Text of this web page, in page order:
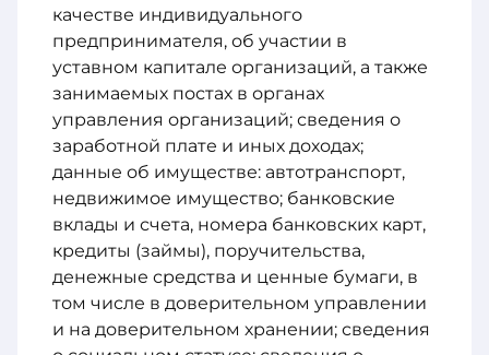
качестве индивидуального
предпринимателя, об участии в
уставном капитале организаций, а также
занимаемых постах в органах
управления организаций; сведения о
заработной плате и иных доходах;
данные об имуществе: автотранспорт,
недвижимое имущество; банковские
вклады и счета, номера банковских карт,
кредиты (займы), поручительства,
денежные средства и ценные бумаги, в
том числе в доверительном управлении
и на доверительном хранении; сведения